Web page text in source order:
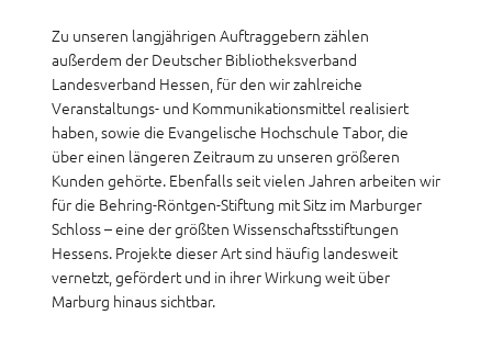
Zu unseren langjährigen Auftraggebern zählen
außerdem der Deutscher Bibliotheksverband
Landesverband Hessen, für den wir zahlreiche
Veranstaltungs- und Kommunikationsmittel realisiert
haben, sowie die Evangelische Hochschule Tabor, die
über einen längeren Zeitraum zu unseren größeren
Kunden gehörte. Ebenfalls seit vielen Jahren arbeiten wir
für die Behring-Röntgen-Stiftung mit Sitz im Marburger
Schloss – eine der größten Wissenschaftsstiftungen
Hessens. Projekte dieser Art sind häufig landesweit
vernetzt, gefördert und in ihrer Wirkung weit über
Marburg hinaus sichtbar.